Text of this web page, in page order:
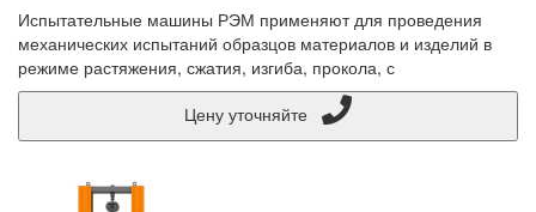
Испытательные машины РЭМ применяют для проведения
механических испытаний образцов материалов и изделий в
режиме растяжения, сжатия, изгиба, прокола, с